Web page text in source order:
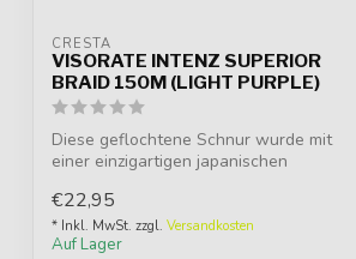
CRESTA
VISORATE INTENZ SUPERIOR
BRAID 150M (LIGHT PURPLE)
Diese geflochtene Schnur wurde mit
einer einzigartigen japanischen
€22,95
* Inkl. MwSt. zzgl. Versandkosten
Auf Lager